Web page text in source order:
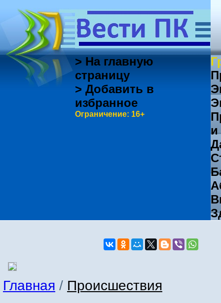
> На главную
страницу
> Добавить в
избранное
Ограничение: 16+
Главная / Происшествия